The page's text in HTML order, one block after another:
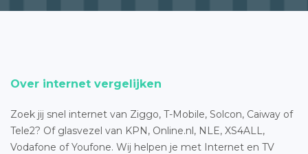
Over internet vergelijken
Zoek jij snel internet van Ziggo, T-Mobile, Solcon, Caiway of
Tele2? Of glasvezel van KPN, Online.nl, NLE, XS4ALL,
Vodafone of Youfone. Wij helpen je met Internet en TV